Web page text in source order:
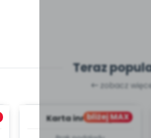
Teraz
zobacz
bliżej MAX
Karta innowacji